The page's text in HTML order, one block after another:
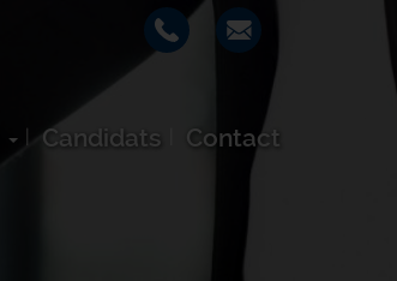
Candidats Contact